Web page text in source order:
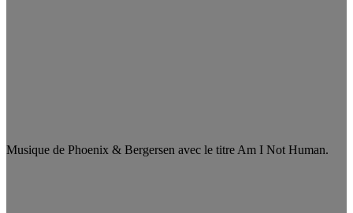
Musique de Phoenix & Bergersen avec le titre Am I Not Human.